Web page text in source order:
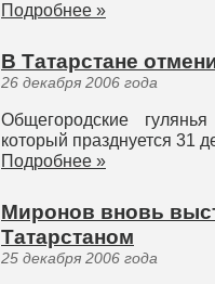
Подробнее »
В Татарстане
26 декабря 2006 года
Общегородские
который празднуется 31
Подробнее »
Миронов вновь
Татарстаном
25 декабря 2006 года